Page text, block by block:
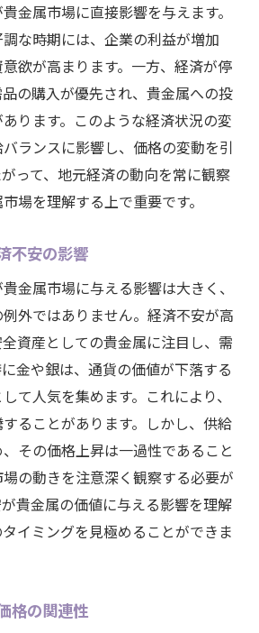
変化とその背景
に対する地域の対応策
市場分析と投資家への影響
から見る大府市の動向
目するポイント
変動による投資戦略の見直し
特性とその利点
ける投資の成功事例
貴金属投資が注目される理由
しての大府市の強み
もたらす投資機会
ける投資のメリット
トワークと地域支援
貴金属投資成功の鍵
すすめの貴金属商品
騰が愛知県大府市に与える影響
の直接的な影響
の波及効果
金属市場に直接影響を与えます。
な時期には、企業の利益が増加
欲が高まります。一方、経済が停
の購入が優先され、貴金属への投
ります。このような経済状況の変
ランスに影響し、価格の変動を引
って、地元経済の動向を常に観察
場を理解する上で重要です。
不安の影響
金属市場に与える影響は大きく、
外ではありません。経済不安が高
資産としての貴金属に注目し、需
金や銀は、通貨の価値が下落する
て人気を集めます。これにより、
ることがあります。しかし、供給
その価格上昇は一過性であること
の動きを注意深く観察する必要が
貴金属の価値に与える影響を理解
イミングを見極めることができま
格の関連性